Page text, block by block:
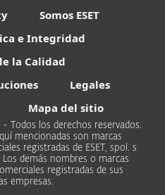
Somos ESET
e Integridad
la Calidad
Legales
Mapa del sitio
- Todos los derechos reservados.
mencionadas son marcas
registradas de ESET, spol. s
Los demás nombres o marcas
registradas de sus
empresas.